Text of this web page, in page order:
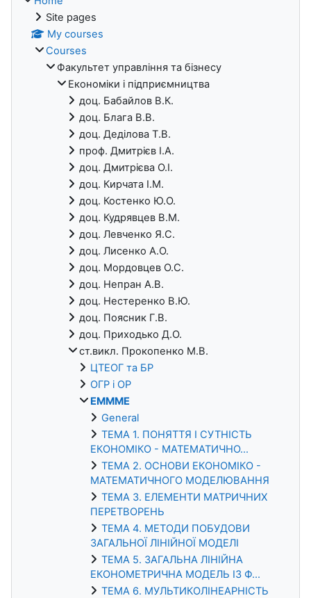
Site pages
My courses
Courses
Факультет управління та бізнесу
Економіки i підприємництва
доц. Бабайлов В.К.
доц. Блага В.В.
доц. Деділова Т.В.
проф. Дмитрієв І.А.
доц. Дмитрієва О.І.
доц. Кирчата І.М.
доц. Костенко Ю.О.
доц. Кудрявцев В.М.
доц. Левченко Я.С.
доц. Лисенко А.О.
доц. Мордовцев О.С.
доц. Непран А.В.
доц. Нестеренко В.Ю.
доц. Поясник Г.В.
доц. Приходько Д.О.
ст.викл. Прокопенко М.В.
ЦТЕОГ та БР
ОГР і ОР
ЕМММЕ
General
ТЕМА 1. ПОНЯТТЯ І СУТНІСТЬ
ЕКОНОМІКО - МАТЕМАТИЧНО...
ТЕМА 2. ОСНОВИ ЕКОНОМІКО -
МАТЕМАТИЧНОГО МОДЕЛЮВАННЯ
ТЕМА 3. ЕЛЕМЕНТИ МАТРИЧНИХ
ПЕРЕТВОРЕНЬ
ТЕМА 4. МЕТОДИ ПОБУДОВИ
ЗАГАЛЬНОЇ ЛІНІЙНОЇ МОДЕЛІ
ТЕМА 5. ЗАГАЛЬНА ЛІНІЙНА
ЕКОНОМЕТРИЧНА МОДЕЛЬ ІЗ Ф...
ТЕМА 6. МУЛЬТИКОЛІНЕАРНІСТЬ